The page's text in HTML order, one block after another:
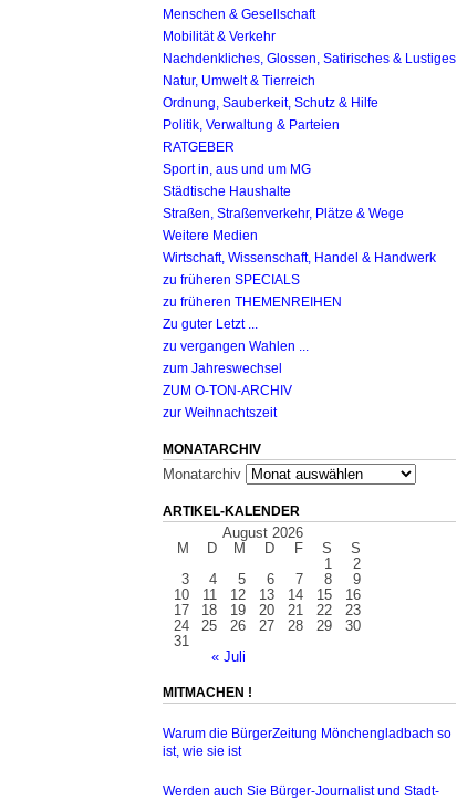
Menschen & Gesellschaft
Mobilität & Verkehr
Nachdenkliches, Glossen, Satirisches & Lustiges
Natur, Umwelt & Tierreich
Ordnung, Sauberkeit, Schutz & Hilfe
Politik, Verwaltung & Parteien
RATGEBER
Sport in, aus und um MG
Städtische Haushalte
Straßen, Straßenverkehr, Plätze & Wege
Weitere Medien
Wirtschaft, Wissenschaft, Handel & Handwerk
zu früheren SPECIALS
zu früheren THEMENREIHEN
Zu guter Letzt ...
zu vergangen Wahlen ...
zum Jahreswechsel
ZUM O-TON-ARCHIV
zur Weihnachtszeit
MONATARCHIV
Monatarchiv
ARTIKEL-KALENDER
August 2026
M
D M D F S S
« Juli
1
2
3
4 5 6 7 8
9
10
11 12 13 14 15
16
17
18 19 20 21 22
23
24
25 26 27 28 29
30
31
MITMACHEN !
Warum die BürgerZeitung Mönchengladbach so
ist, wie sie ist
Werden auch Sie Bürger-Journalist und Stadt-